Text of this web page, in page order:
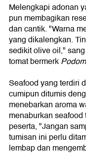
Melengkapi adonan
pun membagikan
dan cantik. "Warna
yang dikalengkan.
sedikit olive oil,"
tomat bermerk
Seafood yang terdiri
cumipun ditumis
menebarkan aroma
menaburkan
peserta, "Jangan
tumisan ini perlu
lembap dan